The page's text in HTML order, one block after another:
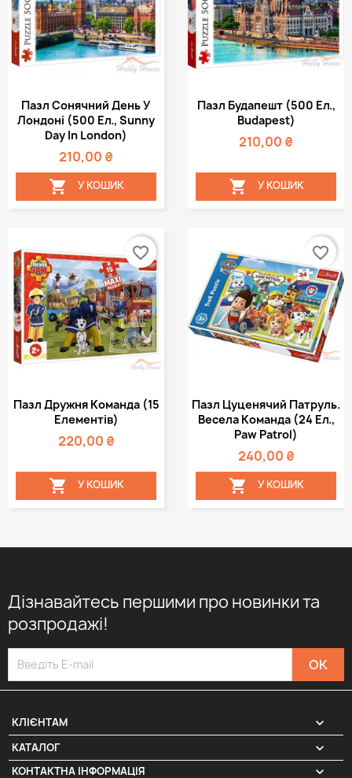
Пазл Сонячний День У
Лондоні (500 Ел., Sunny
Day In London)
210,00 ₴
 У КОШИК
Пазл Будапешт (500 Ел.,
Budapest)
210,00 ₴
 У КОШИК
Пазл Дружня Команда (15
Елементів)
220,00 ₴
 У КОШИК
favorite_border
Пазл Цуценячий Патруль.
Весела Команда (24 Ел.,
Paw Patrol)
240,00 ₴
 У КОШИК
favorite_border
Дізнавайтесь першими про новинки та
розпродажі!
КЛІЄНТАМ 
КАТАЛОГ 
КОНТАКТНА ІНФОРМАЦІЯ keyboard_arrow_down